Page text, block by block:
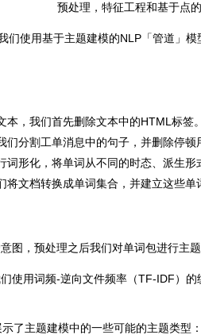
预处理，特征工程和基于点的
使用基于主题建模的NLP「管道」模
本，我们首先删除文本中的HTML标签。
们分割工单消息中的句子，并删除停顿
词形化，将单词从不同的时态、派生形
将文档转换成单词集合，并建立这些单
，预处理之后我们对单词包进行主题
用词频-逆向文件频率（TF-IDF）的
主题建模中的一些可能的主题类型：